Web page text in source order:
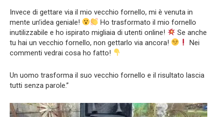
Invece di gettare via il mio vecchio fornello, mi è venuta in
mente un’idea geniale!
Ho trasformato il mio fornello
inutilizzabile e ho ispirato migliaia di utenti online!
Se anche
tu hai un vecchio fornello, non gettarlo via ancora!
Nei
commenti vedrai cosa ho fatto!
Un uomo trasforma il suo vecchio fornello e il risultato lascia
tutti senza parole.”